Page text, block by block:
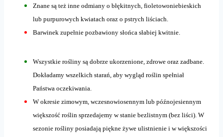
Znane są też inne odmiany o błękitnych, fioletowoniebieskich
lub purpurowych kwiatach oraz o pstrych liściach.
Barwinek zupełnie pozbawiony słońca słabiej kwitnie.
Wszystkie rośliny są dobrze ukorzenione, zdrowe oraz zadbane.
Dokładamy wszelkich starań, aby wygląd roślin spełniał
Państwa oczekiwania.
W okresie zimowym, wczesnowiosennym lub późnojesiennym
większość roślin sprzedajemy w stanie bezlistnym (bez liści). W
sezonie rośliny posiadają piękne żywe ulistnienie i w większości